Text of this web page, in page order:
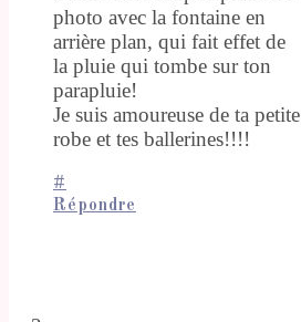
photo avec la fontaine en
arrière plan, qui fait effet de
la pluie qui tombe sur ton
parapluie!
Je suis amoureuse de ta petite
robe et tes ballerines!!!!
#
Répondre